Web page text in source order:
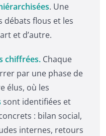
. Une
débats flous et les
et d’autre.
chiffrées. Chaque
par une phase de
élus, où les
sont identifiées et
: bilan social,
internes, retours